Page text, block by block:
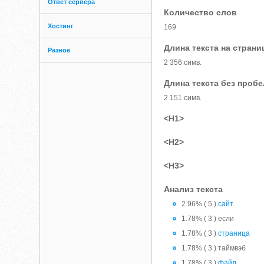
Ответ сервера
Хостинг
Разное
Количество слов
169
Длина текста на
2 356 симв.
Длина текста без
2 151 симв.
<H1>
<H2>
<H3>
Анализ текста
2.96% ( 5 )сайт
1.78% ( 3 ) если
1.78% ( 3 )страница
1.78% ( 3 ) таймвэб